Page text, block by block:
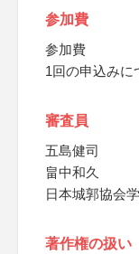
参加費
参加費
1回の申込みに
審査員
五島健司
畠中和久
日本城郭協会
著作権の扱い